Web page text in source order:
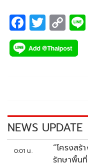
F
ac
e
k
T
wi
tt
C
o
p
k
NEWS UPDATE
0:01 น.
“โครงสร้างเ
รักษาพื้น